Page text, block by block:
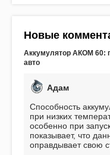
Новые
Аккумулятор АКОМ 60:
авто
Адам
Способность
при низких
особенно при
показывает, что
оправдывает свою